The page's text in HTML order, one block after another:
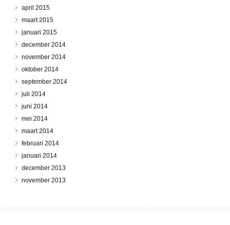
april 2015
maart 2015
januari 2015
december 2014
november 2014
oktober 2014
september 2014
juli 2014
juni 2014
mei 2014
maart 2014
februari 2014
januari 2014
december 2013
november 2013